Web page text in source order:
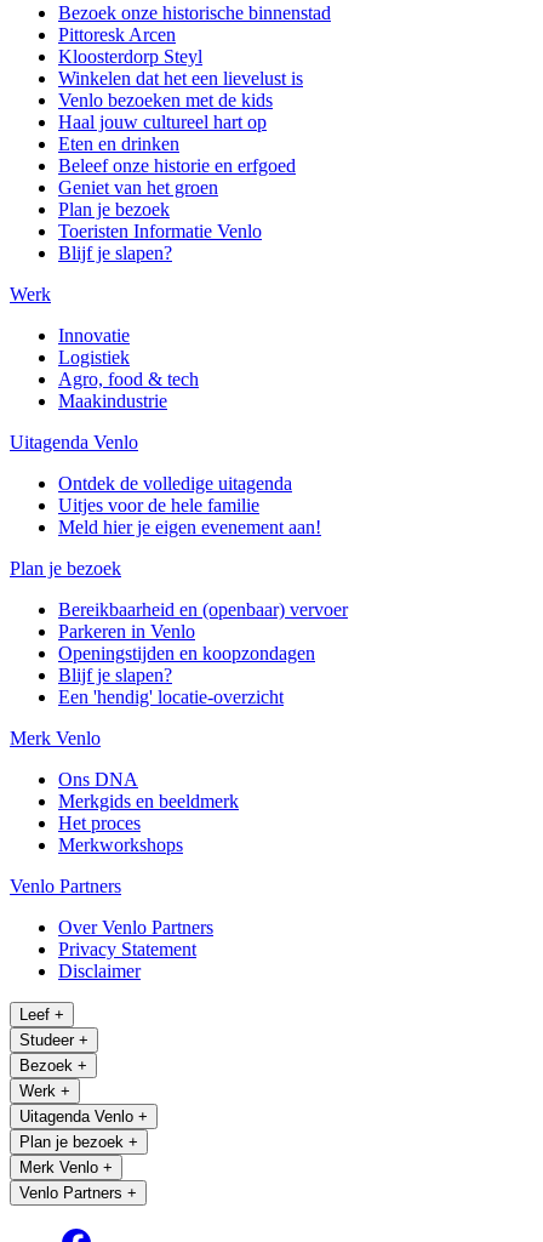
Bezoek onze historische binnenstad
Pittoresk Arcen
Kloosterdorp Steyl
Winkelen dat het een lievelust is
Venlo bezoeken met de kids
Haal jouw cultureel hart op
Eten en drinken
Beleef onze historie en erfgoed
Geniet van het groen
Plan je bezoek
Toeristen Informatie Venlo
Blijf je slapen?
Werk
Innovatie
Logistiek
Agro, food & tech
Maakindustrie
Uitagenda Venlo
Ontdek de volledige uitagenda
Uitjes voor de hele familie
Meld hier je eigen evenement aan!
Plan je bezoek
Bereikbaarheid en (openbaar) vervoer
Parkeren in Venlo
Openingstijden en koopzondagen
Blijf je slapen?
Een 'hendig' locatie-overzicht
Merk Venlo
Ons DNA
Merkgids en beeldmerk
Het proces
Merkworkshops
Venlo Partners
Over Venlo Partners
Privacy Statement
Disclaimer
Leef +
Studeer +
Bezoek +
Werk +
Uitagenda Venlo +
Plan je bezoek +
Merk Venlo +
Venlo Partners +